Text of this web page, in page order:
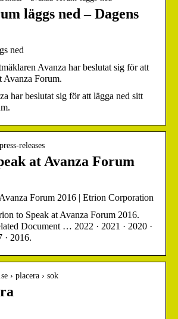
läggs ned – Dagens
ned
Avanza har beslutat sig för att
Avanza Forum.
har beslutat sig för att lägga ned sitt
releases
at Avanza Forum
Forum 2016 | Etrion Corporation
to Speak at Avanza Forum 2016.
Document … 2022 · 2021 · 2020 ·
· 2016.
› placera › sok